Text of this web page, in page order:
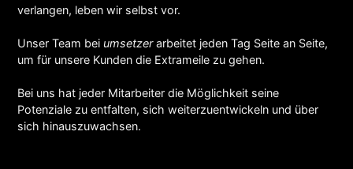
verlangen, leben wir selbst vor.
Unser Team beiumsetzerarbeitet jeden Tag Seite an Seite,
um für unsere Kunden die Extrameile zu gehen.
Bei uns hat jeder Mitarbeiter die Möglichkeit seine
Potenziale zu entfalten, sich weiterzuentwickeln und über
sich hinauszuwachsen.